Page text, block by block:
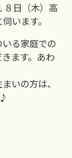
８日（木）高
います。
る家庭での
ます。あわ
いの方は、